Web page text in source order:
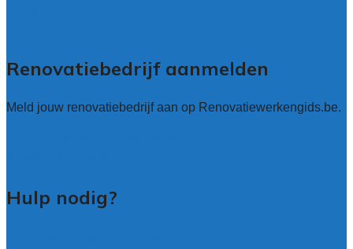
Renovatiebedrijf aanmelden
Meld jouw renovatiebedrijf aan op Renovatiewerkengids.be.
Hulp nodig?